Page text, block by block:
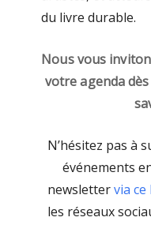
du livre durable.
Nous vous
votre agenda
N’hésitez pas à
événements
newslettervia ce
les réseaux